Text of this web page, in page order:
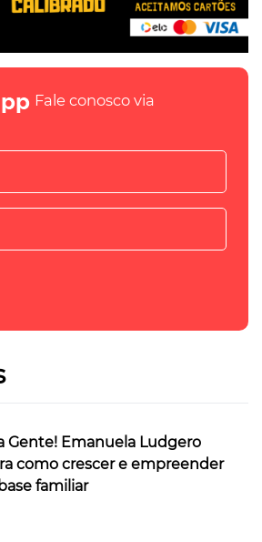
Fale conosco via
Gente! Emanuela Ludgero
como crescer e empreender
familiar